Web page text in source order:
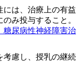
糖尿病性神経障害治
には、治療上の有益
み投与すること。
考慮し、授乳の継続